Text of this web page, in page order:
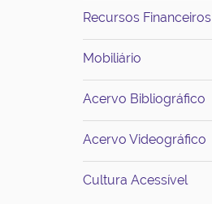
Recursos Financeiros
Mobiliário
Acervo Bibliográfico
Acervo Videográfico
Cultura Acessível